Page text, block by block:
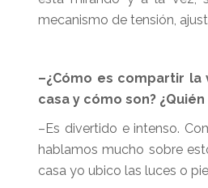
mecanismo de tensión,
–¿Cómo es compartir la
casa y cómo son?
–Es divertido e intenso.
hablamos mucho sobre
casa yo ubico las luces o